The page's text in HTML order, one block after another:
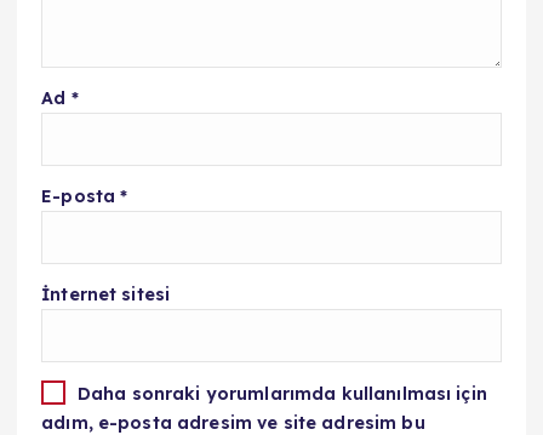
Ad *
E-posta*
İnternet sitesi
Daha sonraki yorumlarımda kullanılması için
adım, e-posta adresim ve site adresim bu